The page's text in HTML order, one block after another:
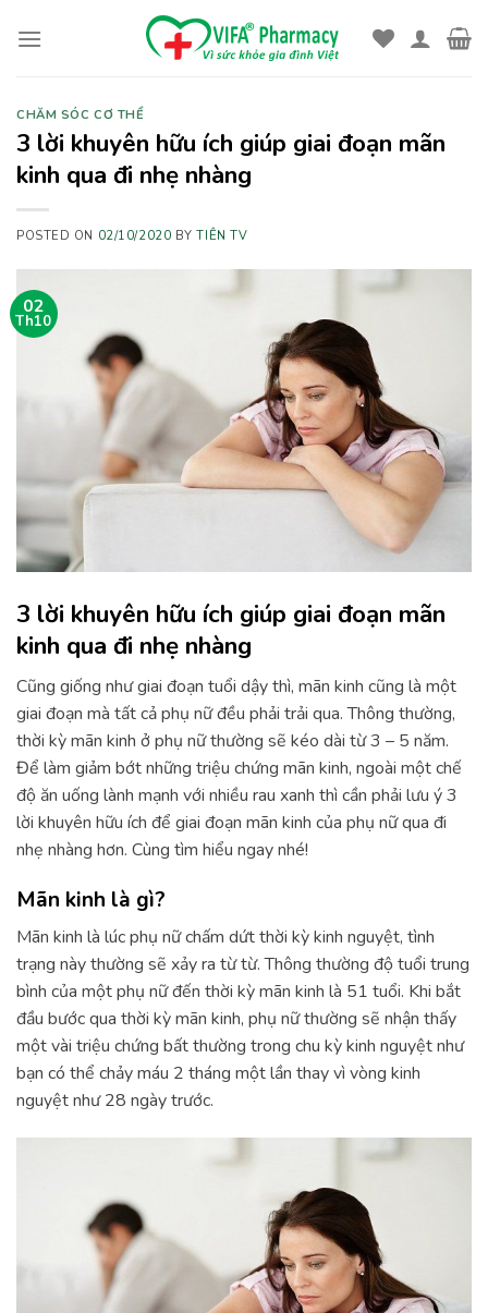
CHĂM SÓC CƠ THỂ
3 lời khuyên hữu ích giúp giai đoạn mãn
kinh qua đi nhẹ nhàng
POSTED ON 02/10/2020 BYTIÊN TV
02
Th10
3 lời khuyên hữu ích giúp giai đoạn mãn
kinh qua đi nhẹ nhàng
Cũng giống như giai đoạn tuổi dậy thì, mãn kinh cũng là một
giai đoạn mà tất cả phụ nữ đều phải trải qua. Thông thường,
thời kỳ mãn kinh ở phụ nữ thường sẽ kéo dài từ 3 – 5 năm.
Để làm giảm bớt những triệu chứng mãn kinh, ngoài một chế
độ ăn uống lành mạnh với nhiều rau xanh thì cần phải lưu ý 3
lời khuyên hữu ích để giai đoạn mãn kinh của phụ nữ qua đi
nhẹ nhàng hơn. Cùng tìm hiểu ngay nhé!
Mãn kinh là gì?
Mãn kinh là lúc phụ nữ chấm dứt thời kỳ kinh nguyệt, tình
trạng này thường sẽ xảy ra từ từ. Thông thường độ tuổi trung
bình của một phụ nữ đến thời kỳ mãn kinh là 51 tuổi. Khi bắt
đầu bước qua thời kỳ mãn kinh, phụ nữ thường sẽ nhận thấy
một vài triệu chứng bất thường trong chu kỳ kinh nguyệt như
bạn có thể chảy máu 2 tháng một lần thay vì vòng kinh
nguyệt như 28 ngày trước.